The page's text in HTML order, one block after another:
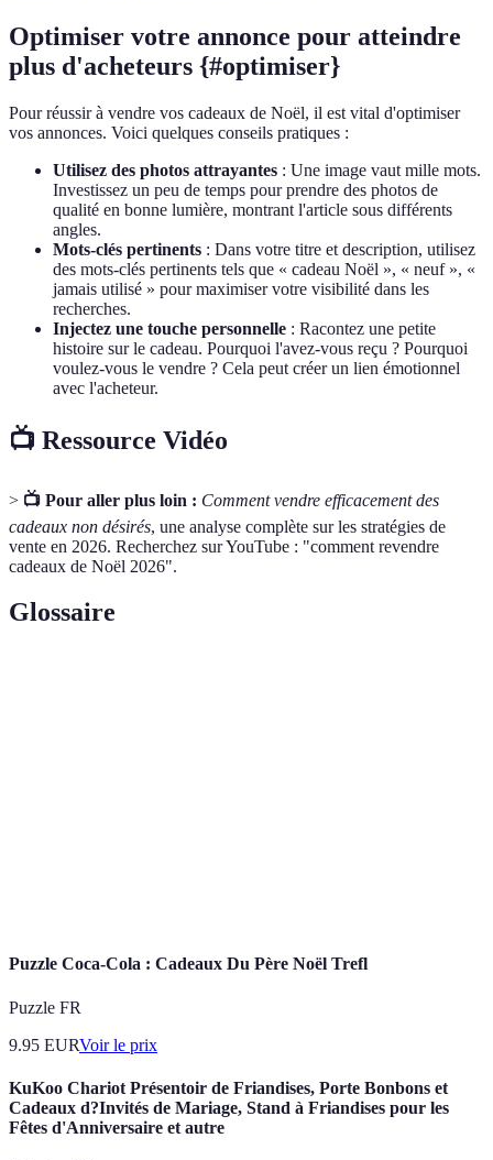
Optimiser votre annonce pour atteindre
plus d'acheteurs {#optimiser}
Pour réussir à vendre vos cadeaux de Noël, il est vital d'optimiser
vos annonces. Voici quelques conseils pratiques :
Utilisez des photos attrayantes : Une image vaut mille mots.
Investissez un peu de temps pour prendre des photos de
qualité en bonne lumière, montrant l'article sous différents
angles.
Mots-clés pertinents : Dans votre titre et description, utilisez
des mots-clés pertinents tels que « cadeau Noël », « neuf », «
jamais utilisé » pour maximiser votre visibilité dans les
recherches.
Injectez une touche personnelle : Racontez une petite
histoire sur le cadeau. Pourquoi l'avez-vous reçu ? Pourquoi
voulez-vous le vendre ? Cela peut créer un lien émotionnel
avec l'acheteur.
📺 Ressource Vidéo
> 📺 Pour aller plus loin : Comment vendre efficacement des
cadeaux non désirés, une analyse complète sur les stratégies de
vente en 2026. Recherchez sur YouTube : "comment revendre
cadeaux de Noël 2026".
Glossaire
Puzzle Coca-Cola : Cadeaux Du Père Noël Trefl
Puzzle FR
9.95 EURVoir le prix
KuKoo Chariot Présentoir de Friandises, Porte Bonbons et
Cadeaux d?Invités de Mariage, Stand à Friandises pour les
Fêtes d'Anniversaire et autre